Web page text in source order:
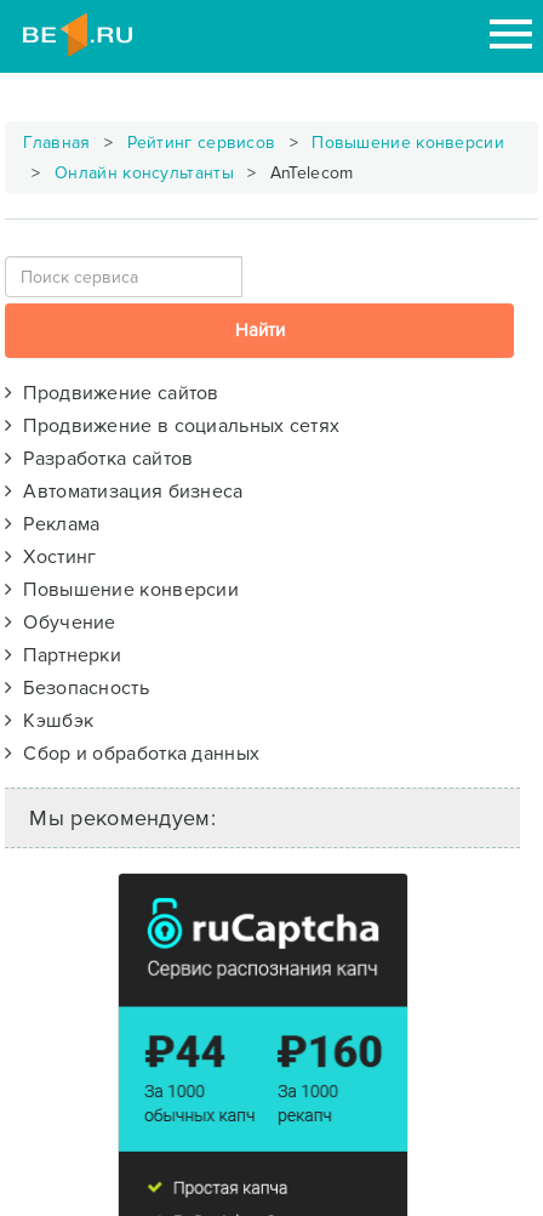
Главная Рейтинг сервисов
Повышение конверсии
Онлайн консультанты
AnTelecom
Продвижение сайтов
Продвижение в социальных сетях
Разработка сайтов
Автоматизация бизнеса
Реклама
Хостинг
Повышение конверсии
Обучение
Партнерки
Безопасность
Кэшбэк
Сбор и обработка данных
Мы рекомендуем: